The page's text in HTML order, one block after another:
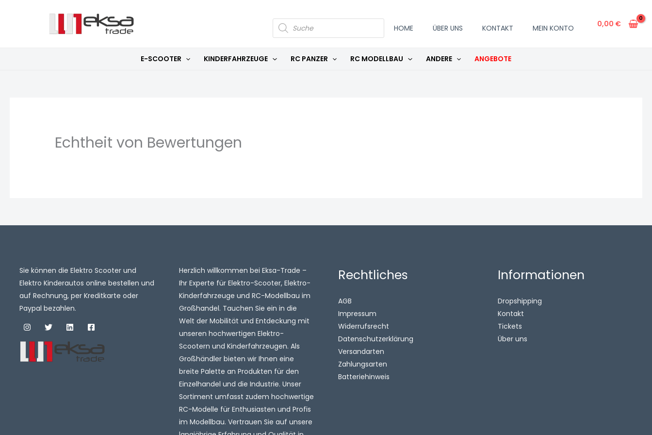
PRODUCTS
SEARCH HOME ÜBER UNS KONTAKT MEIN KONTO 0,00 €
E-SCOOTER KINDERFAHRZEUGE RC PANZER RC MODELLBAU ANDERE ANGEBOTE
Echtheit von Bewertungen
Sie können die Elektro Scooter und
Elektro Kinderautos online bestellen und
auf Rechnung, per Kreditkarte oder
Paypal bezahlen.
Herzlich willkommen bei Eksa-Trade –
Ihr Experte für Elektro-Scooter, Elektro-
Kinderfahrzeuge und RC-Modellbau im
Großhandel. Tauchen Sie ein in die
Welt der Mobilität und Entdeckung mit
unseren hochwertigen Elektro-
Scootern und Kinderfahrzeugen. Als
Großhändler bieten wir Ihnen eine
breite Palette an Produkten für den
Einzelhandel und die Industrie. Unser
Sortiment umfasst zudem hochwertige
RC-Modelle für Enthusiasten und Profis
im Modellbau. Vertrauen Sie auf unsere
Rechtliches
AGB
Impressum
Widerrufsrecht
Datenschutzerklärung
Versandarten
Zahlungsarten
Batteriehinweis
Informationen
Dropshipping
Kontakt
Tickets
Über uns